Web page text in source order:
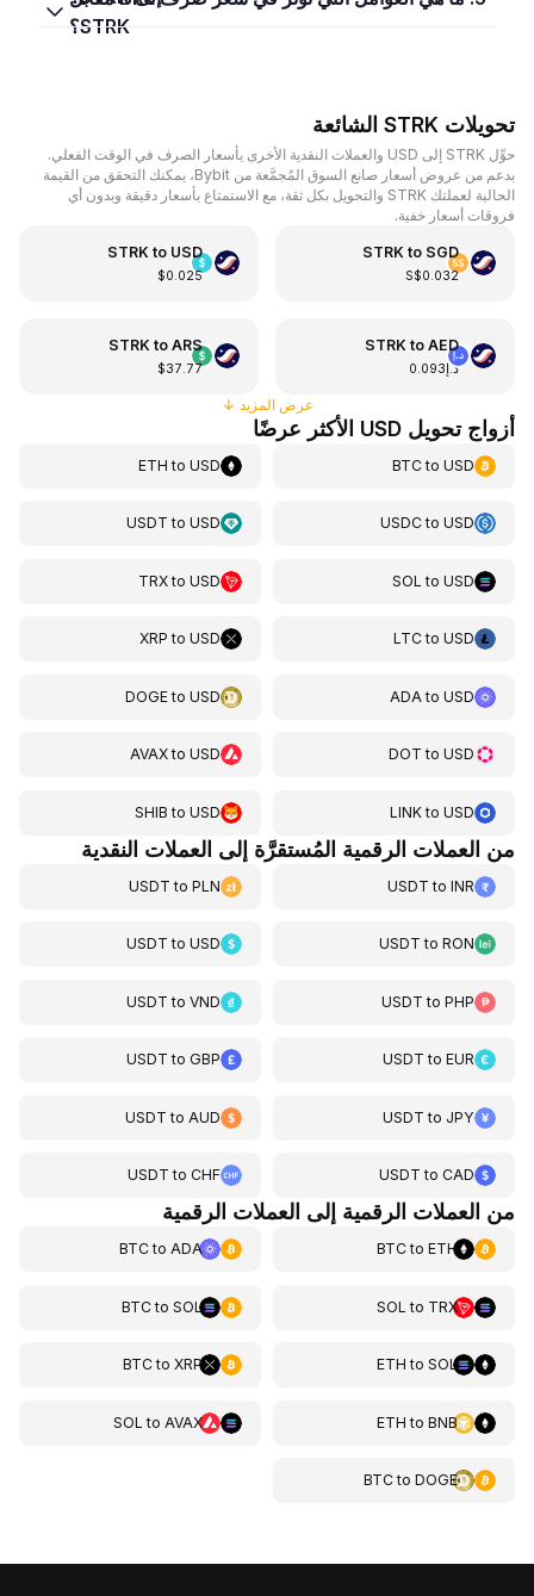
STRK؟
تحويلات STRK الشائعة
حوِّل STRK إلى USD والعملات النقدية الأخرى بأسعار الصرف في الوقت الفعلي.
بدعم من عروض أسعار صانع السوق المُجمَّعة من Bybit، يمكنك التحقق من القيمة
الحالية لعملتك STRK والتحويل بكل ثقة، مع الاستمتاع بأسعار دقيقة وبدون أي
فروقات أسعار خفية.
STRK to SGD
S$0.032
STRK to USD
$0.025
STRK toAED
د.إ0.093
STRK toARS
$37.77
عرض المزيد ↓
أزواج تحويل USD الأكثر عرضًا
BTCtoUSD
ETH toUSD
USDCtoUSD
USDT toUSD
SOL toUSD
TRXtoUSD
LTCtoUSD
XRP toUSD
ADA toUSD
DOGEtoUSD
DOT toUSD
AVAXtoUSD
LINKtoUSD
SHIB toUSD
من العملات الرقمية المُستقرَّة إلى العملات النقدية
USDT toINR
USDT toPLN
USDT toRON
USDT toUSD
USDT toPHP
USDT toVND
USDT toEUR
USDT toGBP
USDT toJPY
USDT to AUD
USDT toCAD
USDT toCHF
من العملات الرقمية إلى العملات الرقمية
BTCtoETH
BTCtoADA
SOL to TRX
BTCtoSOL
ETH toSOL
BTCtoXRP
ETH toBNB
SOL toAVAX
BTCtoDOGE